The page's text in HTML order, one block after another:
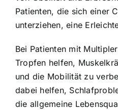
Patienten, die sich einer
unterziehen, eine
Bei Patienten mit
Tropfen helfen,
und die Mobilität zu
dabei helfen,
die allgemeine